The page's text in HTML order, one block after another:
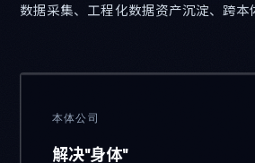
数据采集、工程化数据资产沉淀、跨本
本体公司
解决"身体"